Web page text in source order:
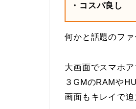
・コスパ良し
何かと話題のフ
大画面でスマホ
３GMのRAMや
画面もキレイで